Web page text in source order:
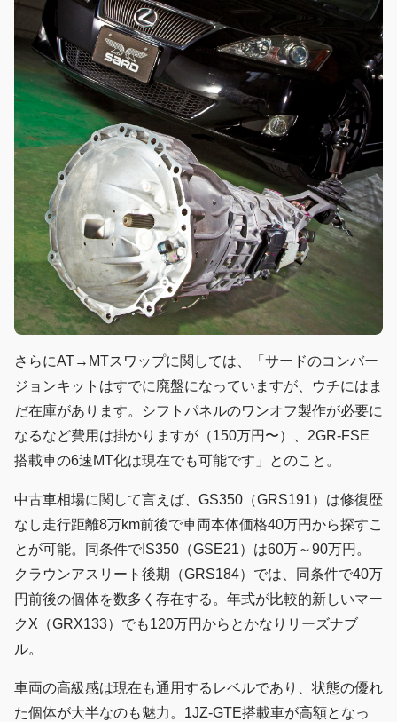
さらにAT→MTスワップに関しては、「サードのコンバー
ジョンキットはすでに廃盤になっていますが、ウチにはま
だ在庫があります。シフトパネルのワンオフ製作が必要に
なるなど費用は掛かりますが（150万円〜）、2GR-FSE
搭載車の6速MT化は現在でも可能です」とのこと。
中古車相場に関して言えば、GS350（GRS191）は修復歴
なし走行距離8万km前後で車両本体価格40万円から探すこ
とが可能。同条件でIS350（GSE21）は60万～90万円。
クラウンアスリート後期（GRS184）では、同条件で40万
円前後の個体を数多く存在する。年式が比較的新しいマー
クX（GRX133）でも120万円からとかなりリーズナブ
ル。
車両の高級感は現在も通用するレベルであり、状態の優れ
た個体が大半なのも魅力。1JZ-GTE搭載車が高額となっ